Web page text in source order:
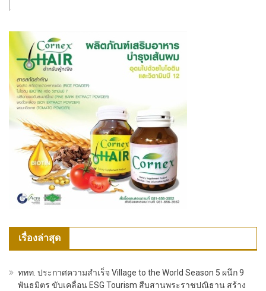
เรื่องล่าสุด
ททท. ประกาศความสำเร็จ Village to the World Season 5 ผนึก 9
พันธมิตร ขับเคลื่อน ESG Tourism สืบสานพระราชปณิธาน สร้าง